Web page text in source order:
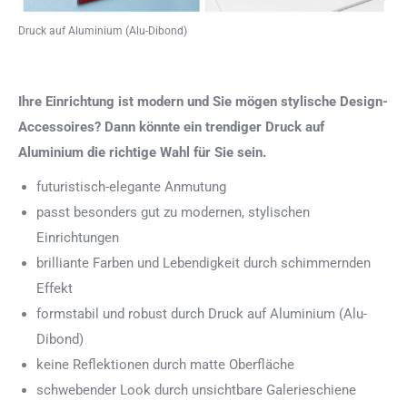
Druck auf Aluminium (Alu-Dibond)
Ihre Einrichtung ist modern und Sie mögen stylische Design-
Accessoires? Dann könnte ein trendiger Druck auf
Aluminium die richtige Wahl für Sie sein.
futuristisch-elegante Anmutung
passt besonders gut zu modernen, stylischen
Einrichtungen
brilliante Farben und Lebendigkeit durch schimmernden
Effekt
formstabil und robust durch Druck auf Aluminium (Alu-
Dibond)
keine Reflektionen durch matte Oberfläche
schwebender Look durch unsichtbare Galerieschiene